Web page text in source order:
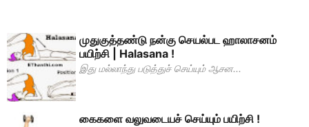
முதுகுத்தண்டு நன்கு செயல்பட ஹாலாசனம்
பயிற்சி | Halasana !
இது மல்லாந்து படுத்துச் செய்யும் ஆசன...
கைகளை வலுவடையச் செய்யும் பயிற்சி !